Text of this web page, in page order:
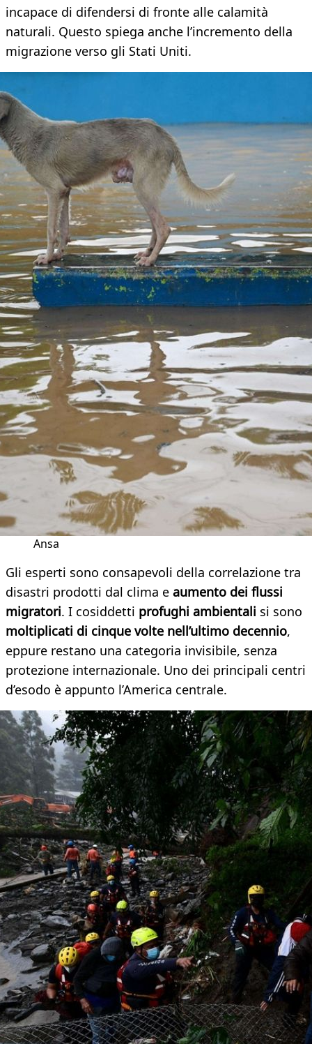
incapace di difendersi di fronte alle calamità
naturali. Questo spiega anche l’incremento della
migrazione verso gli Stati Uniti.
Ansa
Gli esperti sono consapevoli della correlazione tra
disastri prodotti dal clima e aumento dei flussi
migratori. I cosiddetti profughi ambientali si sono
moltiplicati di cinque volte nell’ultimo decennio,
eppure restano una categoria invisibile, senza
protezione internazionale. Uno dei principali centri
d’esodo è appunto l’America centrale.